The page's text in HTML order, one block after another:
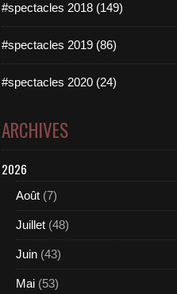
#spectacles 2018 (149)
#spectacles 2019 (86)
#spectacles 2020 (24)
ARCHIVES
2026
Août (7)
Juillet (48)
Juin (43)
Mai (53)